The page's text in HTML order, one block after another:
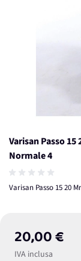
Varisan Passo
Normale 4
Varisan Passo 15 20
20,00 €
IVA inclusa